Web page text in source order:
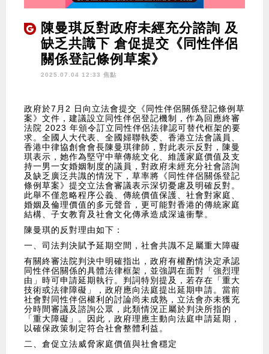
陳曼琪反對政府未經充分諮詢 及
缺乏共識下 倉促提交《同性伴侶
關係登記條例草案》
2025.07.04 12:33 焦點
政府於7月2 日向立法會提交《同性伴侶關係登記條例草
案》文件，建議設立同性伴侶登記機制，作為回應終審
法院 2023 年頒令訂立同性伴侶法律認可替代框架的要
求。全國人大代表、全國婦聯執委、香港立法會議員、
香港中律協創會會長陳曼琪律師，對此表示反對，陳曼
琪表示，她作為堅守中華傳統文化、維護家庭價值及支
持一男一女婚姻制度的議員，對政府未經充分社會諮詢
及缺乏廣泛共識的情況下，草率將《同性伴侶關係登記
條例草案》提交立法會審議表示深切憂慮及明確反對。
此舉不僅忽略程序公義、傳統價值保護、社會對家庭、
婚姻及倫理價值的多元聲音，更可能對香港的傳統家庭
結構、子女教育及社會文化傳承造成深遠衝擊。
陳曼琪的反對理由如下：
一、司法判決賦予延期空間，社會共識不足屬重大障礙
有關終審法院判決中明確指出，政府有權酌情決定承認
同性伴侶關係的具體法律框架，並強調在面對「強烈理
由」時可申請延期執行。判詞特別提及，若存在「重大
技術或法律障礙」，政府應向法庭提出延期申請。當前
社會對同性伴侶權利的討論尚未成熟，立法會亦未獲充
分時間審議及諮詢公眾，此類情況正屬於判決所指的
「重大障礙」。因此，政府理應主動向法庭申請延期，
以確保政策制定符合社會整體利益。
二、倉促立法威脅家庭價值與社會穩定